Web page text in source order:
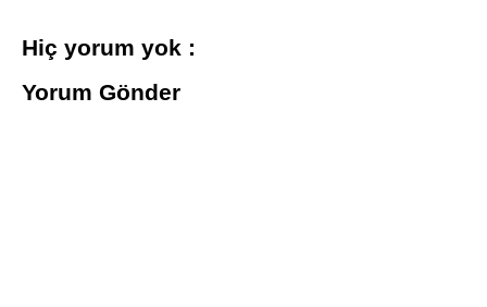
Hiç yorum yok :
Yorum Gönder